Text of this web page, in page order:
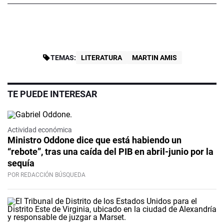
TEMAS: LITERATURA MARTIN AMIS
TE PUEDE INTERESAR
Actividad económica
Ministro Oddone dice que está habiendo un
“rebote”, tras una caída del PIB en abril-junio por la
sequía
POR REDACCIÓN BÚSQUEDA